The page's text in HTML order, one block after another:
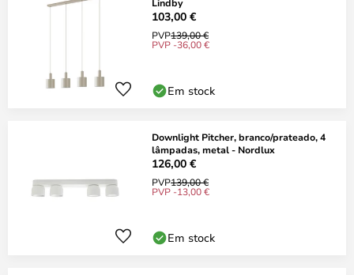
103,00 €
PVP139,00 €
PVP -36,00 €
Em stock
Downlight Pitcher, branco/prateado, 4
lâmpadas, metal - Nordlux
126,00 €
PVP139,00 €
PVP -13,00 €
Em stock